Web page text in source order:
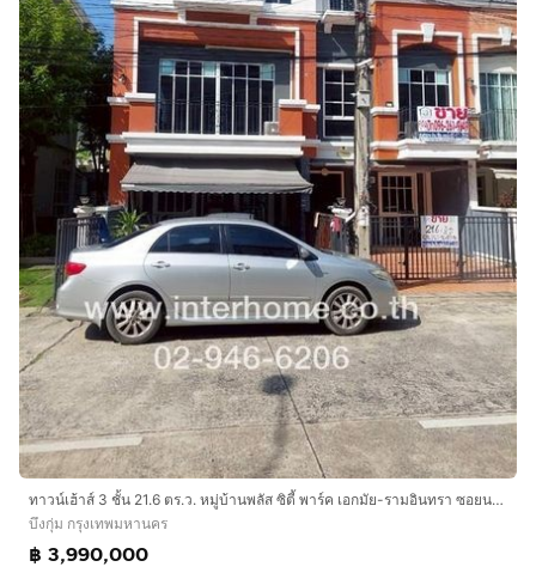
ทาวน์เฮ้าส์ 3 ชั้น 21.6 ตร.ว. หมู่บ้านพลัส ซิตี้ พาร์ค เอกมัย-รามอินทรา ซอยนวลจันทร์32 ถนนนวมินทร์-รามอินทรา ถนนนวลจันทร์ เขตบึงกุ่ม กรุงเทพ
บึงกุ่ม กรุงเทพมหานคร
฿ 3,990,000